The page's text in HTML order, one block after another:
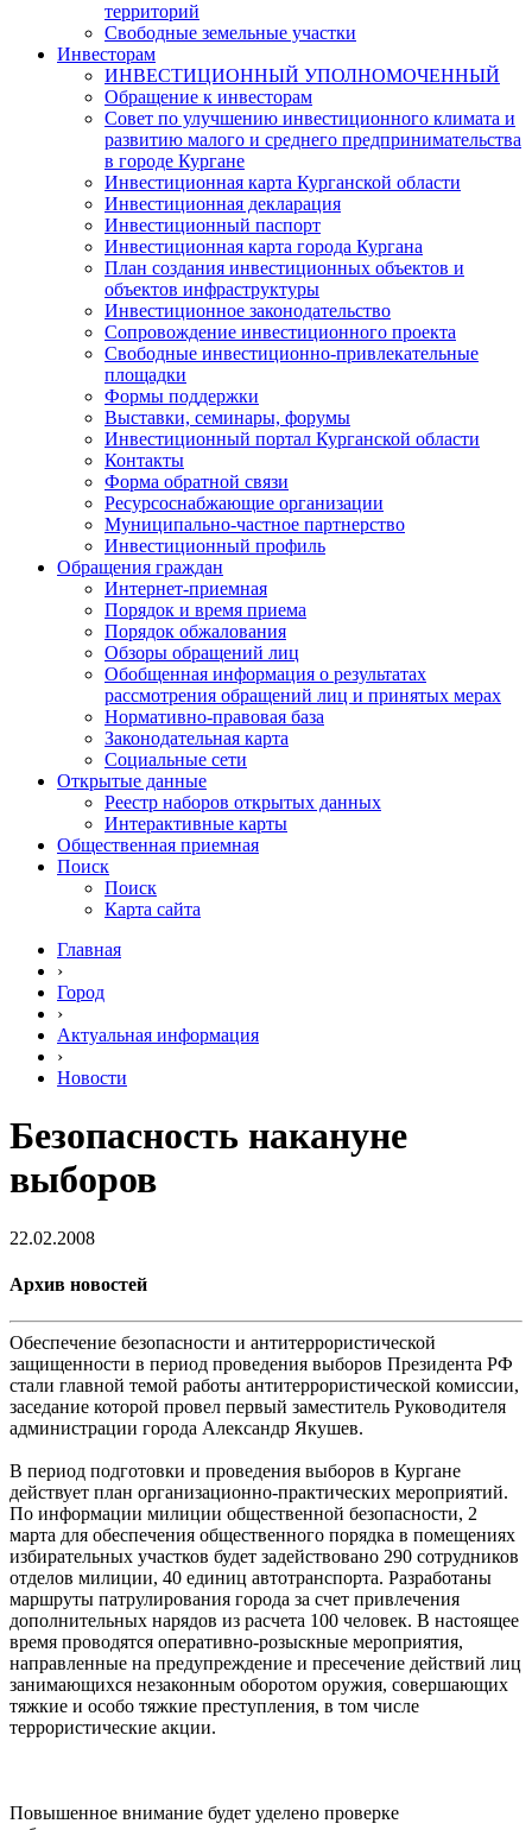
территорий
Свободные земельные участки
Инвесторам
ИНВЕСТИЦИОННЫЙ УПОЛНОМОЧЕННЫЙ
Обращение к инвесторам
Совет по улучшению инвестиционного климата и
развитию малого и среднего предпринимательства
в городе Кургане
Инвестиционная карта Курганской области
Инвестиционная декларация
Инвестиционный паспорт
Инвестиционная карта города Кургана
План создания инвестиционных объектов и
объектов инфраструктуры
Инвестиционное законодательство
Сопровождение инвестиционного проекта
Свободные инвестиционно-привлекательные
площадки
Формы поддержки
Выставки, семинары, форумы
Инвестиционный портал Курганской области
Контакты
Форма обратной связи
Ресурсоснабжающие организации
Муниципально-частное партнерство
Инвестиционный профиль
Обращения граждан
Интернет-приемная
Порядок и время приема
Порядок обжалования
Обзоры обращений лиц
Обобщенная информация о результатах
рассмотрения обращений лиц и принятых мерах
Нормативно-правовая база
Законодательная карта
Социальные сети
Открытые данные
Реестр наборов открытых данных
Интерактивные карты
Общественная приемная
Поиск
Поиск
Карта сайта
Главная
›
Город
›
Актуальная информация
›
Новости
Безопасность накануне
выборов
22.02.2008
Архив новостей
Обеспечение безопасности и антитеррористической
защищенности в период проведения выборов Президента РФ
стали главной темой работы антитеррористической комиссии,
заседание которой провел первый заместитель Руководителя
администрации города Александр Якушев.
В период подготовки и проведения выборов в Кургане
действует план организационно-практических мероприятий.
По информации милиции общественной безопасности, 2
марта для обеспечения общественного порядка в помещениях
избирательных участков будет задействовано 290 сотрудников
отделов милиции, 40 единиц автотранспорта. Разработаны
маршруты патрулирования города за счет привлечения
дополнительных нарядов из расчета 100 человек. В настоящее
время проводятся оперативно-розыскные мероприятия,
направленные на предупреждение и пресечение действий лиц
занимающихся незаконным оборотом оружия, совершающих
тяжкие и особо тяжкие преступления, в том числе
террористические акции.
Повышенное внимание будет уделено проверке